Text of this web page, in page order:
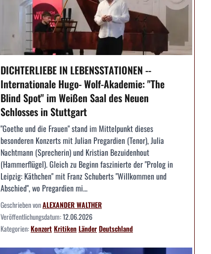
DICHTERLIEBE IN LEBENSSTATIONEN --
Internationale Hugo- Wolf-Akademie: "The
Blind Spot" im Weißen Saal des Neuen
Schlosses in Stuttgart
"Goethe und die Frauen" stand im Mittelpunkt dieses
besonderen Konzerts mit Julian Pregardien (Tenor), Julia
Nachtmann (Sprecherin) und Kristian Bezuidenhout
(Hammerflügel). Gleich zu Beginn faszinierte der "Prolog in
Leipzig: Käthchen" mit Franz Schuberts "Willkommen und
Abschied", wo Pregardien mi...
Geschrieben vonALEXANDER WALTHER
Veröffentlichungsdatum:12.06.2026
Kategorien:KonzertKritikenLänderDeutschland